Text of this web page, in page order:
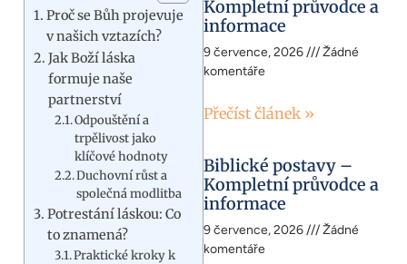
Proč se Bůh projevuje
v našich vztazích?
Jak Boží láska
formuje naše
partnerství
Odpouštění a
trpělivost jako
klíčové hodnoty
Duchovní růst a
společná modlitba
Potrestání láskou: Co
to znamená?
Praktické kroky k
Kompletní průvodce a
informace
9 července, 2026
Žádné
komentáře
Přečíst článek »
Biblické postavy –
Kompletní průvodce a
informace
9 července, 2026
Žádné
komentáře